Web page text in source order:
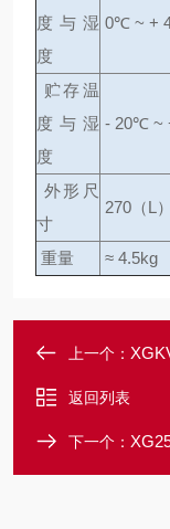
度与湿
度
0℃ ~ +
贮存温
度与湿
度
- 20℃ ~
外形尺
寸
270（L
重量 ≈ 4.5kg
上一个：
返回列表
下一个：